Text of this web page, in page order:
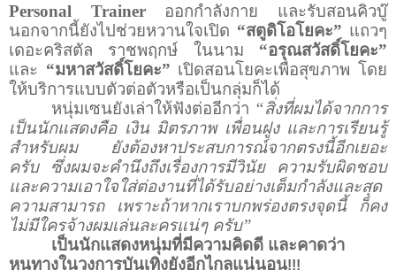
Personal Trainer
ออกกำลังกาย และรับสอนคิวบู๊
นอกจากนี้ยังไปช่วยหวานใจเปิด “สตูดิโอโยคะ” แถวๆ
เดอะคริสตัล ราชพฤกษ์ ในนาม “อรุณสวัสดิ์โยคะ”
และ “มหาสวัสดิ์โยคะ” เปิดสอนโยคะเพื่อสุขภาพ โดย
ให้บริการแบบตัวต่อตัวหรือเป็นกลุ่มก็ได้
หนุ่มเซนยังเล่าให้ฟังต่ออีกว่า “สิ่งที่ผมได้จากการ
เป็นนักแสดงคือ เงิน มิตรภาพ เพื่อนฝูง และการเรียนรู้
สำหรับผม ยังต้องหาประสบการณ์จากตรงนี้อีกเยอะ
ครับ ซึ่งผมจะคำนึงถึงเรื่องการมีวินัย ความรับผิดชอบ
และความเอาใจใส่ต่องานที่ได้รับอย่างเต็มกำลังและสุด
ความสามารถ เพราะถ้าหากเราบกพร่องตรงจุดนี้ ก็คง
ไม่มีใครจ้างผมเล่นละครแน่ๆ ครับ”
เป็นนักแสดงหนุ่มที่มีความคิดดี และคาดว่า
หนทางในวงการบันเทิงยังอีกไกลแน่นอน!!!